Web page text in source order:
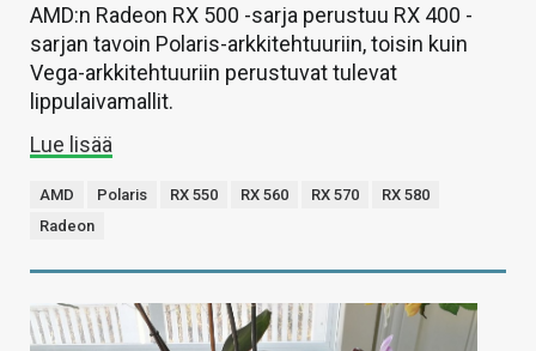
AMD:n Radeon RX 500 -sarja perustuu RX 400 -
sarjan tavoin Polaris-arkkitehtuuriin, toisin kuin
Vega-arkkitehtuuriin perustuvat tulevat
lippulaivamallit.
Lue lisää
AMD Polaris RX 550 RX 560 RX 570
RX 580
Radeon